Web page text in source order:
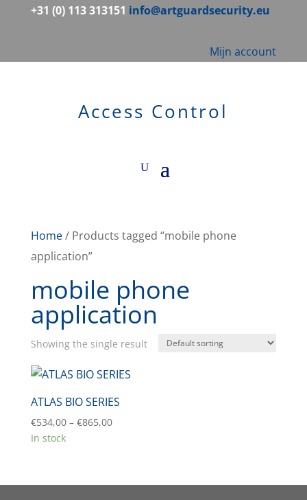
+31 (0) 113 313151 info@artguardsecurity.eu
Mijn account
Access Control
Home/ Products tagged “mobile phone
application”
mobile phone
application
Showing the single result
ATLAS BIO SERIES
€534,00 – €865,00Price
€865,00
In stock